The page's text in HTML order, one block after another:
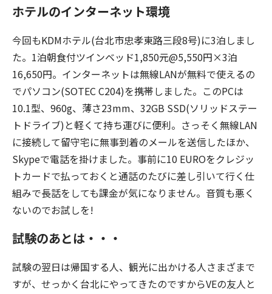
ホテルのインターネット環境
今回もKDMホテル(台北市忠孝東路三段8号)に3泊しまし
た。1泊朝食付ツインベッド1,850元@5,550円×3泊
16,650円。インターネットは無線LANが無料で使えるの
でパソコン(SOTEC C204)を携帯しました。このPCは
10.1型、960g、薄さ23mm、32GB SSD(ソリッドステー
トドライブ)と軽くて持ち運びに便利。さっそく無線LAN
に接続して留守宅に無事到着のメールを送信したほか、
Skypeで電話を掛けました。事前に10 EUROをクレジッ
トカードで払っておくと通話のたびに差し引いて行く仕
組みで長話をしても課金が気になりません。音質も悪く
ないのでお試しを!
試験のあとは・・・
試験の翌日は帰国する人、観光に出かける人さまざまで
すが、せっかく台北にやってきたのですからVEの友人と